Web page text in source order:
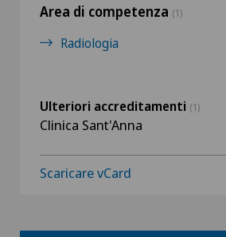
Area di competenza (1)
Radiologia
Ulteriori accreditamenti (1)
Clinica Sant'Anna
Scaricare vCard